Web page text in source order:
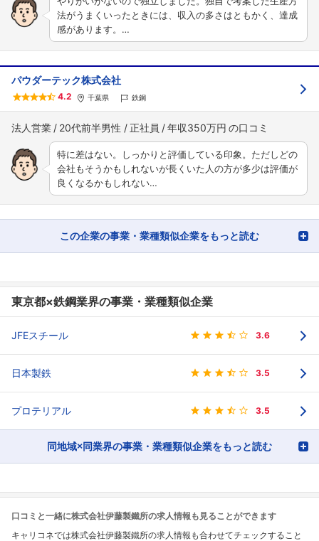
法がうまくいったときには、収入の多さはともかく、達成
感があります。…
パウダーテック株式会社
4.2 千葉県 鉄鋼
法人営業 20代前半男性 正社員 年収350万円
特に差はない。しっかりと評価している印象。ただしどの
会社もそうかもしれないが長くいた人の方が多少は評価が
良くなるかもしれない…
この企業の事業・業種類似企業をもっと読む
東京都×鉄鋼業界の事業・業種類似企業
JFEスチール 3.6
日本製鉄 3.5
プロテリアル 3.5
同地域×同業界の事業・業種類似企業をもっと読む
口コミと一緒に株式会社伊藤製鐵所の求人情報も見ることができます
キャリコネでは株式会社伊藤製鐵所の求人情報も合わせてチェックすること